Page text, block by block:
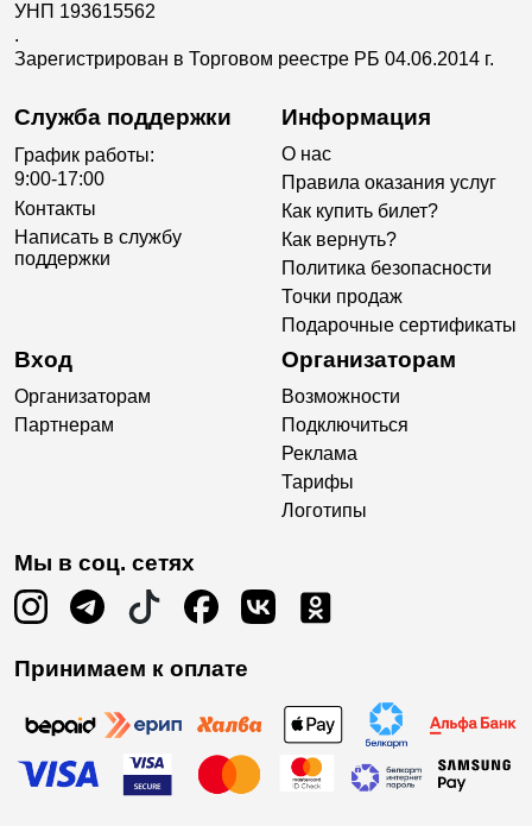
УНП 193615562
.
Зарегистрирован в Торговом реестре РБ 04.06.2014 г.
Служба поддержки
График работы:
9:00-17:00
Контакты
Написать в службу
поддержки
Информация
О нас
Правила оказания услуг
Как купить билет?
Как вернуть?
Политика безопасности
Точки продаж
Подарочные сертификаты
Вход
Организаторам
Партнерам
Организаторам
Возможности
Подключиться
Реклама
Тарифы
Логотипы
Мы в соц. сетях
Принимаем к оплате